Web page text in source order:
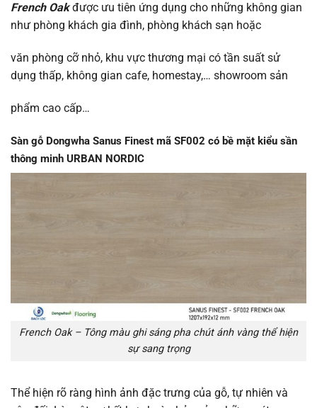
French Oakđược ưu tiên ứng dụng cho những không gian
như phòng khách gia đình, phòng khách sạn hoặc
văn phòng cỡ nhỏ, khu vực thương mại có tần suất sử
dụng thấp, không gian cafe, homestay,… showroom sản
phẩm cao cấp…
Sàn gỗ Dongwha Sanus Finest mã SF002 có bề mặt kiểu sần
thông minh URBAN NORDIC
French Oak – Tông màu ghi sáng pha chút ánh vàng thể hiện
sự sang trọng
Thể hiện rõ ràng hình ảnh đặc trưng của gỗ, tự nhiên và